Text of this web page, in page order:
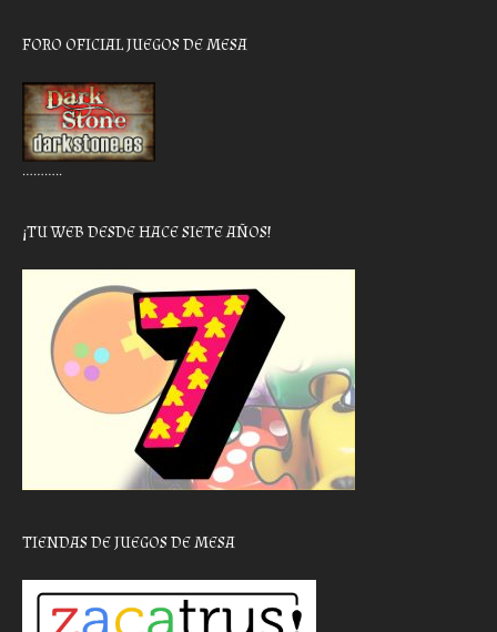
FORO OFICIAL JUEGOS DE MESA
………..
¡TU WEB DESDE HACE SIETE AÑOS!
TIENDAS DE JUEGOS DE MESA